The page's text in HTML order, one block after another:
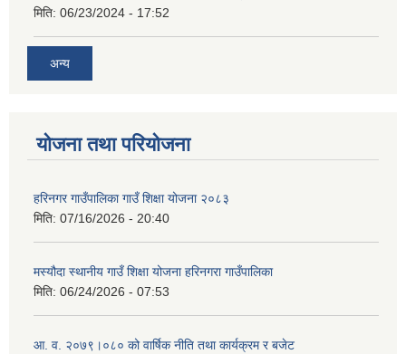
मिति: 06/23/2024 - 17:52
अन्य
योजना तथा परियोजना
हरिनगर गाउँपालिका गाउँ शिक्षा योजना २०८३
मिति: 07/16/2026 - 20:40
मस्यौदा स्थानीय गाउँ शिक्षा योजना हरिनगरा गाउँपालिका
मिति: 06/24/2026 - 07:53
आ. व. २०७९।०८० को वार्षिक नीति तथा कार्यक्रम र बजेट